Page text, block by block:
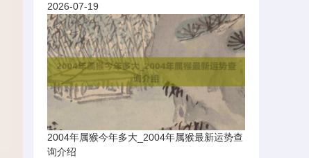
2026-07-19
2004年属猴今年多大_2004年属猴最新运势查
询介绍